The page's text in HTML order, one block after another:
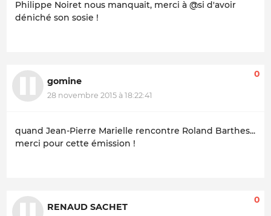
Philippe Noiret nous manquait, merci à @si d'avoir
déniché son sosie !
gomine
28 novembre 2015 à 18:22:41
0
quand Jean-Pierre Marielle rencontre Roland Barthes...
merci pour cette émission !
RENAUD SACHET
0